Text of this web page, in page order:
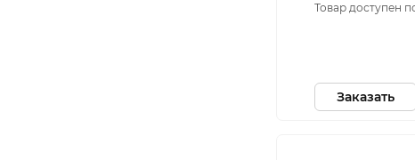
Товар доступен
Заказать